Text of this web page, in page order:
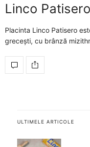
Linco
Placinta Linco Patisero
grecești, cu brânză
ULTIMELE ARTICOLE